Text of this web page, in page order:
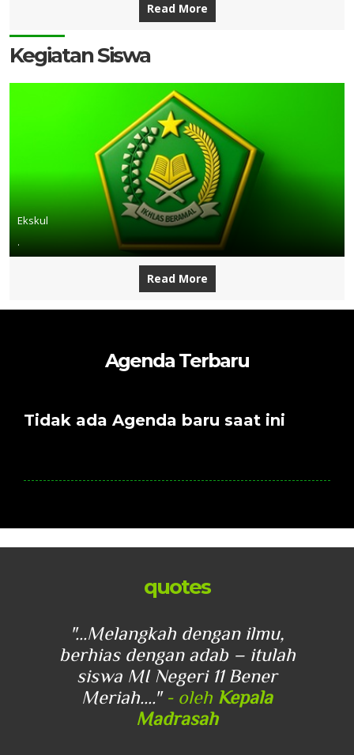
Read More
Kegiatan Siswa
Ekskul
.
Read More
Agenda Terbaru
Tidak ada Agenda baru saat ini
quotes
"...Melangkah dengan ilmu,
berhias dengan adab – itulah
siswa MI Negeri 11 Bener
Meriah...." - oleh Kepala
Madrasah